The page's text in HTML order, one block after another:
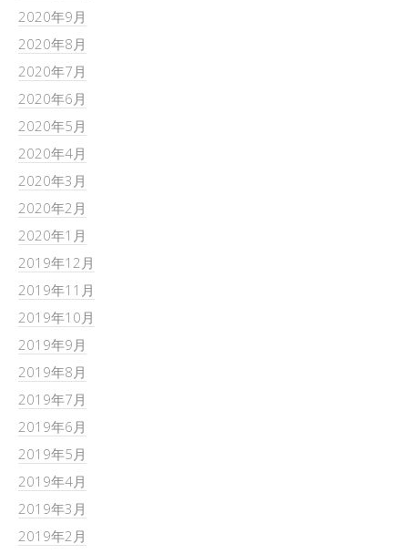
2020年9月
2020年8月
2020年7月
2020年6月
2020年5月
2020年4月
2020年3月
2020年2月
2020年1月
2019年12月
2019年11月
2019年10月
2019年9月
2019年8月
2019年7月
2019年6月
2019年5月
2019年4月
2019年3月
2019年2月